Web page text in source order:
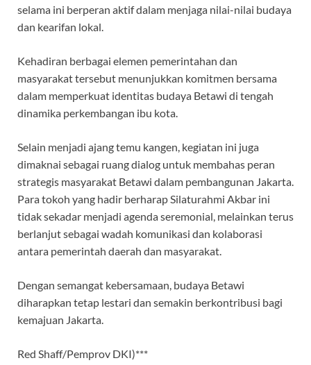
selama ini berperan aktif dalam menjaga nilai-nilai budaya
dan kearifan lokal.
Kehadiran berbagai elemen pemerintahan dan
masyarakat tersebut menunjukkan komitmen bersama
dalam memperkuat identitas budaya Betawi di tengah
dinamika perkembangan ibu kota.
Selain menjadi ajang temu kangen, kegiatan ini juga
dimaknai sebagai ruang dialog untuk membahas peran
strategis masyarakat Betawi dalam pembangunan Jakarta.
Para tokoh yang hadir berharap Silaturahmi Akbar ini
tidak sekadar menjadi agenda seremonial, melainkan terus
berlanjut sebagai wadah komunikasi dan kolaborasi
antara pemerintah daerah dan masyarakat.
Dengan semangat kebersamaan, budaya Betawi
diharapkan tetap lestari dan semakin berkontribusi bagi
kemajuan Jakarta.
Red Shaff/Pemprov DKI)***